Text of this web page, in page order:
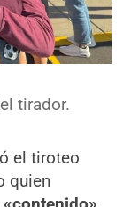
tirador.
el tiroteo
quien